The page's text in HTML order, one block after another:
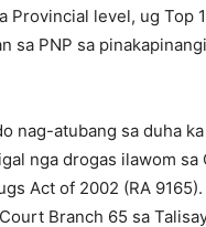
Provincial level, ug Top
sa PNP sa
nag-atubang sa duha
nga drogas ilawom
Act of 2002 (RA
Branch 65 sa